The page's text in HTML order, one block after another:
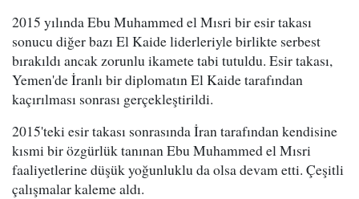
2015 yılında Ebu Muhammed el Mısri bir esir takası
sonucu diğer bazı El Kaide liderleriyle birlikte serbest
bırakıldı ancak zorunlu ikamete tabi tutuldu. Esir takası,
Yemen'de İranlı bir diplomatın El Kaide tarafından
kaçırılması sonrası gerçekleştirildi.
2015'teki esir takası sonrasında İran tarafından kendisine
kısmi bir özgürlük tanınan Ebu Muhammed el Mısri
faaliyetlerine düşük yoğunluklu da olsa devam etti. Çeşitli
çalışmalar kaleme aldı.